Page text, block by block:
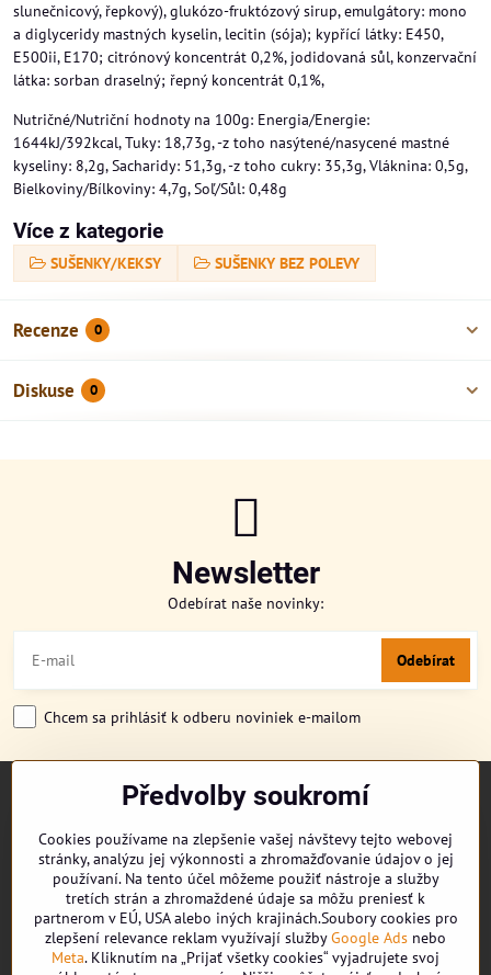
slunečnicový, řepkový), glukózo-fruktózový sirup, emulgátory: mono
a diglyceridy mastných kyselin, lecitin (sója); kypřící látky: E450,
E500ii, E170; citrónový koncentrát 0,2%, jodidovaná sůl, konzervační
látka: sorban draselný; řepný koncentrát 0,1%,
Nutričné/Nutriční hodnoty na 100g: Energia/Energie:
1644kJ/392kcal, Tuky: 18,73g, -z toho nasýtené/nasycené mastné
kyseliny: 8,2g, Sacharidy: 51,3g, -z toho cukry: 35,3g, Vláknina: 0,5g,
Bielkoviny/Bílkoviny: 4,7g, Soľ/Sůl: 0,48g
Více z kategorie
SUŠENKY/KEKSY SUŠENKY BEZ POLEVY
Recenze 0
Diskuse 0
Newsletter
Odebírat naše novinky:
Odebírat
Chcem sa prihlásiť k odberu noviniek e-mailom
CUKRONOVINKY
DORUČENÍ OBJEDNÁVKY
REKLAMAČNÍ ŘÁD
OBCHODNÍ PODMÍNKY
KONTAKT
Předvolby soukromí
Cookies používame na zlepšenie vašej návštevy tejto webovej
stránky, analýzu jej výkonnosti a zhromažďovanie údajov o jej
používaní. Na tento účel môžeme použiť nástroje a služby
tretích strán a zhromaždené údaje sa môžu preniesť k
partnerom v EÚ, USA alebo iných krajinách.Soubory cookies pro
zlepšení relevance reklam využívají službyGoogle Ads nebo
Meta. Kliknutím na „Prijať všetky cookies“ vyjadrujete svoj